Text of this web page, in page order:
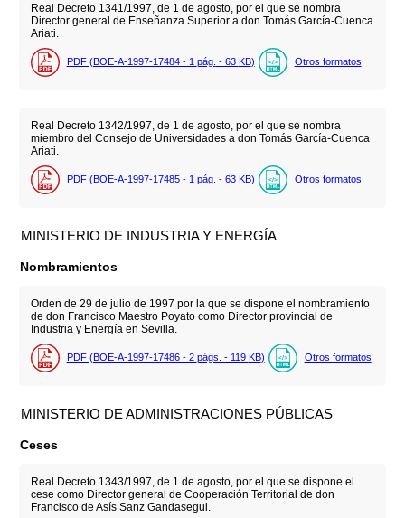
Real Decreto 1341/1997, de 1 de agosto, por el que se nombra
Director general de Enseñanza Superior a don Tomás García-Cuenca
Ariati.
PDF (BOE-A-1997-17484 - 1 pág. - 63 KB) Otros formatos
Real Decreto 1342/1997, de 1 de agosto, por el que se nombra
miembro del Consejo de Universidades a don Tomás García-Cuenca
Ariati.
PDF (BOE-A-1997-17485 - 1 pág. - 63 KB) Otros formatos
MINISTERIO DE INDUSTRIA Y ENERGÍA
Nombramientos
Orden de 29 de julio de 1997 por la que se dispone el nombramiento
de don Francisco Maestro Poyato como Director provincial de
Industria y Energía en Sevilla.
PDF (BOE-A-1997-17486 - 2 págs. - 119 KB) Otros formatos
MINISTERIO DE ADMINISTRACIONES PÚBLICAS
Ceses
Real Decreto 1343/1997, de 1 de agosto, por el que se dispone el
cese como Director general de Cooperación Territorial de don
Francisco de Asís Sanz Gandasegui.